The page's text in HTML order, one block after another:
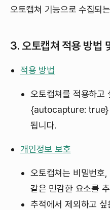
오토캡쳐 기능으로 수집되
3. 오토캡쳐 적용 방법
적용 방법
오토캡쳐를 적용하고
{autocapture: true}
됩니다.
개인정보 보호
오토캡쳐는 비밀번호
같은 민감한 요소를
추적에서 제외하고